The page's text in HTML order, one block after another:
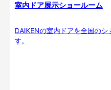
室内ドア展示ショールーム
DAIKENの室内ドアを全国の
す。